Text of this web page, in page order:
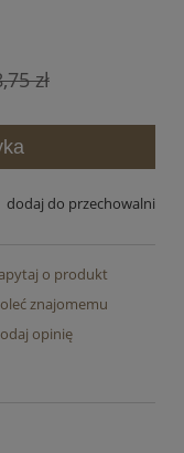
zł
dodaj do przechowalni
o produkt
znajomemu
opinię